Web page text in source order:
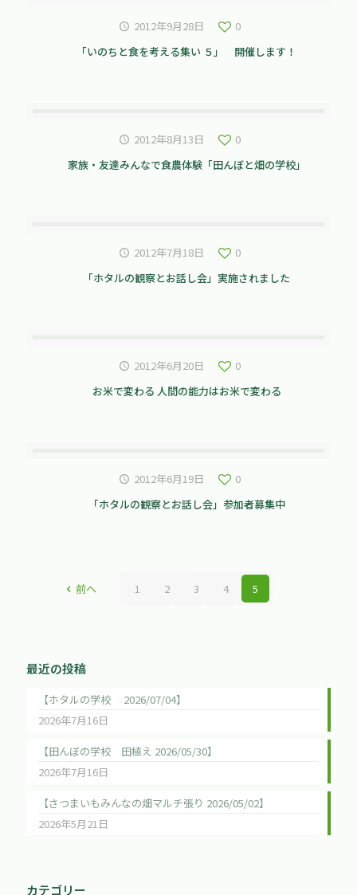
2012年9月28日
0
「いのちと食を考える集い ５」 開催します！
2012年8月13日
0
家族・友達みんなで食農体験「田んぼと畑の学校」
2012年7月18日
0
「ホタルの観察とお話し会」実施されました
2012年6月20日
0
お米で変わる 人間の能力はお米で変わる
2012年6月19日
0
「ホタルの観察とお話し会」参加者募集中
前へ 1 2 3 4 5
最近の投稿
【ホタルの学校 2026/07/04】
2026年7月16日
【田んぼの学校 田植え 2026/05/30】
2026年7月16日
【さつまいもみんなの畑マルチ張り 2026/05/02】
2026年5月21日
カテゴリー